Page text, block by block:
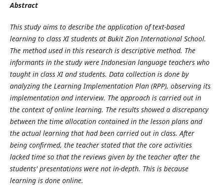
Abstract
This study aims to describe the application of text-based
learning to class XI students at Bukit Zion International School.
The method used in this research is descriptive method. The
informants in the study were Indonesian language teachers who
taught in class XI and students. Data collection is done by
analyzing the Learning Implementation Plan (RPP), observing its
implementation and interview. The approach is carried out in
the context of online learning. The results showed a discrepancy
between the time allocation contained in the lesson plans and
the actual learning that had been carried out in class. After
being confirmed, the teacher stated that the core activities
lacked time so that the reviews given by the teacher after the
students' presentations were not in-depth. This is because
learning is done online.